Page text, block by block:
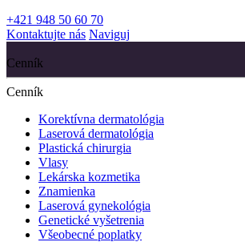
+421 948 50 60 70
Kontaktujte nás Naviguj
Cenník
Cenník
Korektívna dermatológia
Laserová dermatológia
Plastická chirurgia
Vlasy
Lekárska kozmetika
Znamienka
Laserová gynekológia
Genetické vyšetrenia
Všeobecné poplatky